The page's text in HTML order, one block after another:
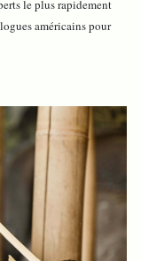
le plus rapidement
américains pour